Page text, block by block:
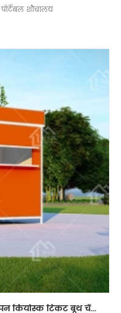
शौचालय
आउटडोर सार्वजनिक मोबाइल विज्ञापन कियोस्क टिकट बूथ चेंज रूम